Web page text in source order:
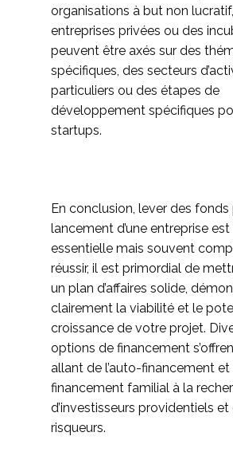
organisations à but non
entreprises privées ou des
peuvent être axés sur des
spécifiques, des secteurs
particuliers ou des étapes de
développement spécifiques
startups.
En conclusion, lever des fonds
lancement d’une entreprise
essentielle mais souvent
réussir, il est primordial de
un plan d’affaires solide,
clairement la viabilité et le
croissance de votre projet.
options de financement
allant de l’auto-financement et
financement familial à la
d’investisseurs providentiels
risqueurs.